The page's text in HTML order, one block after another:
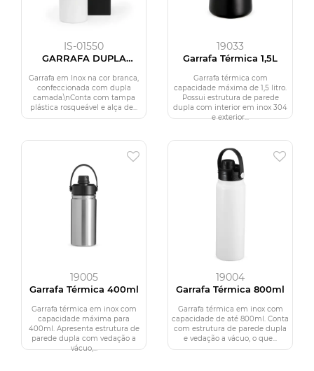
IS-01550
GARRAFA DUPLA
BRANCA - 550 ML
Garrafa em Inox na cor branca,
confeccionada com dupla
camada.\nConta com tampa
plástica rosqueável e alça de...
19033
Garrafa Térmica 1,5L
Garrafa térmica com
capacidade máxima de 1,5 litro.
Possui estrutura de parede
dupla com interior em inox 304
e exterior...
19005
Garrafa Térmica 400ml
Garrafa térmica em inox com
capacidade máxima para
400ml. Apresenta estrutura de
parede dupla com vedação a
vácuo,...
19004
Garrafa Térmica 800ml
Garrafa térmica em inox com
capacidade de até 800ml. Conta
com estrutura de parede dupla
e vedação a vácuo, o que...